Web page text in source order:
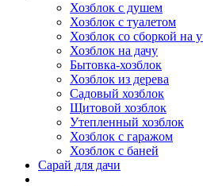
Хозблок с душем
Хозблок с туалетом
Хозблок со сборкой на
Хозблок на дачу
Бытовка-хозблок
Хозблок из дерева
Садовый хозблок
Щитовой хозблок
Утепленный хозблок
Хозблок с гаражом
Хозблок с баней
Сарай для дачи